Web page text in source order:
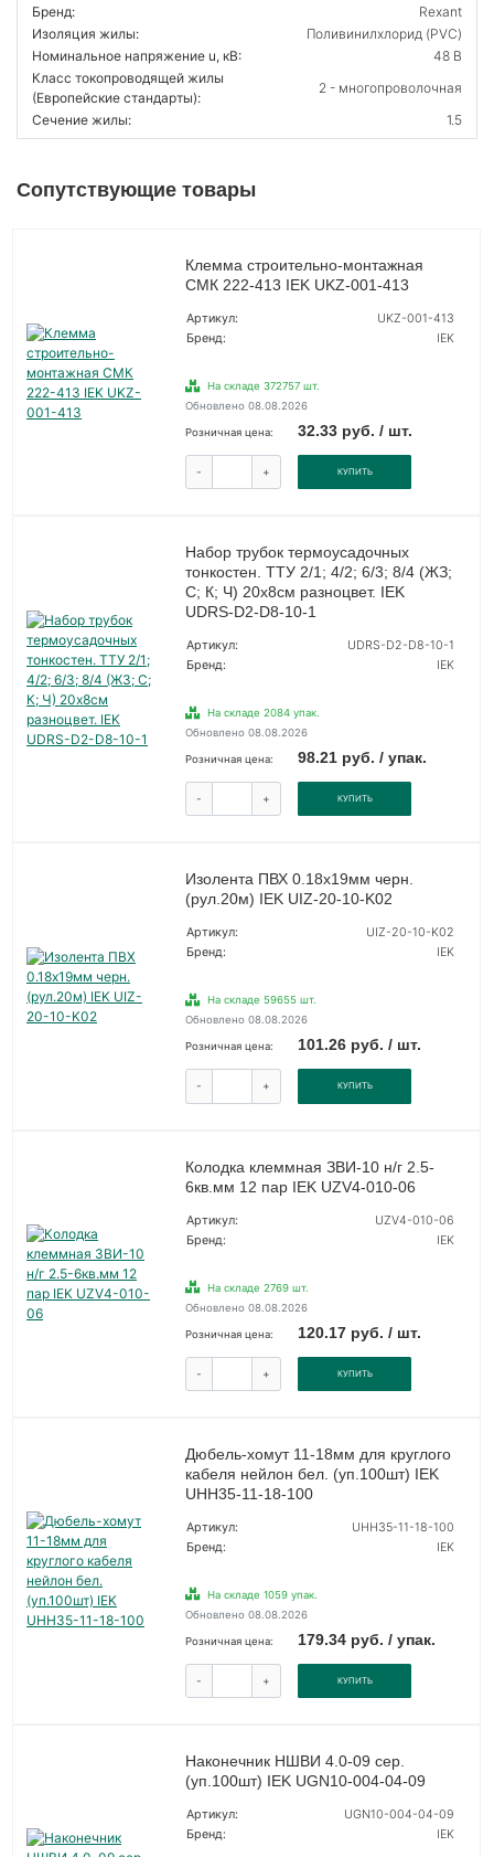
Бренд:
Rexant
Изоляция жилы:
Поливинилхлорид (PVC)
Номинальное напряжение u, кВ:
48 В
Класс токопроводящей жилы
(Европейские стандарты):
2 - многопроволочная
Сечение жилы:
1.5
Сопутствующие товары
Клемма строительно-монтажная
СМК 222-413 IEK UKZ-001-413
Артикул:
UKZ-001-413
Бренд:
IEK
На складе 372757 шт.
Обновлено 08.08.2026
Розничная цена: 32.33 руб. / шт.
- + КУПИТЬ
Набор трубок термоусадочных
тонкостен. ТТУ 2/1; 4/2; 6/3; 8/4 (ЖЗ;
С; К; Ч) 20х8см разноцвет. IEK
UDRS-D2-D8-10-1
Артикул:
UDRS-D2-D8-10-1
Бренд:
IEK
На складе 2084 упак.
Обновлено 08.08.2026
Розничная цена: 98.21 руб. / упак.
- + КУПИТЬ
Изолента ПВХ 0.18х19мм черн.
(рул.20м) IEK UIZ-20-10-K02
Артикул:
UIZ-20-10-K02
Бренд:
IEK
На складе 59655 шт.
Обновлено 08.08.2026
Розничная цена: 101.26 руб. / шт.
- + КУПИТЬ
Колодка клеммная ЗВИ-10 н/г 2.5-
6кв.мм 12 пар IEK UZV4-010-06
Артикул:
UZV4-010-06
Бренд:
IEK
На складе 2769 шт.
Обновлено 08.08.2026
Розничная цена: 120.17 руб. / шт.
- + КУПИТЬ
Дюбель-хомут 11-18мм для круглого
кабеля нейлон бел. (уп.100шт) IEK
UHH35-11-18-100
Артикул:
UHH35-11-18-100
Бренд:
IEK
На складе 1059 упак.
Обновлено 08.08.2026
Розничная цена: 179.34 руб. / упак.
- + КУПИТЬ
Наконечник НШВИ 4.0-09 сер.
(уп.100шт) IEK UGN10-004-04-09
Артикул:
UGN10-004-04-09
Бренд:
IEK